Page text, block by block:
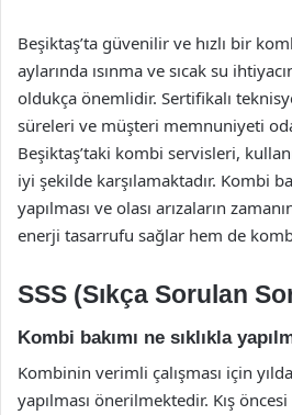
Beşiktaş’ta güvenilir ve hızlı bir
aylarında ısınma ve sıcak su
oldukça önemlidir. Sertifikalı
süreleri ve müşteri memnuniyeti
Beşiktaş’taki kombi servisleri,
iyi şekilde karşılamaktadır. Kombi
yapılması ve olası arızaların
enerji tasarrufu sağlar hem de
SSS (Sıkça Sorulan
Kombi bakımı ne sıklıkla
Kombinin verimli çalışması için
yapılması önerilmektedir. Kış öncesi